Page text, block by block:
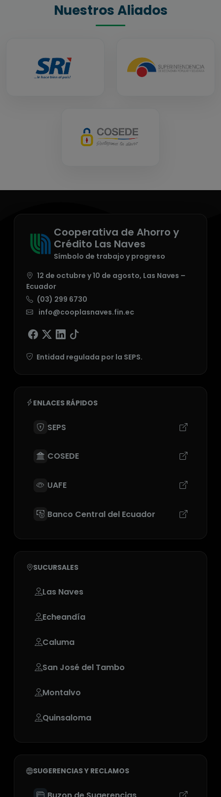
Nuestros Aliados
Cooperativa de Ahorro y
Crédito Las Naves
Símbolo de trabajo y progreso
12 de octubre y 10 de agosto, Las Naves –
Ecuador
(03) 299 6730
info@cooplasnaves.fin.ec
Entidad regulada por la SEPS.
ENLACES RÁPIDOS
SEPS
COSEDE
UAFE
Banco Central del Ecuador
SUCURSALES
Las Naves
Echeandía
Caluma
San José del Tambo
Montalvo
Quinsaloma
SUGERENCIAS Y RECLAMOS